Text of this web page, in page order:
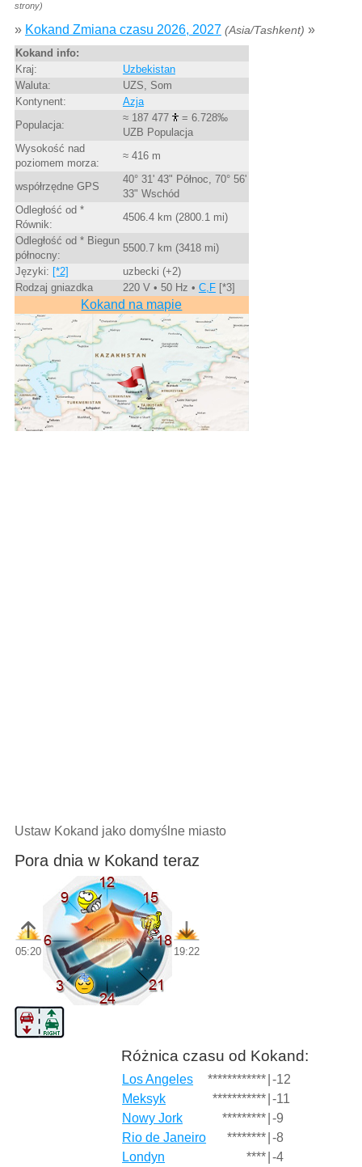
strony)
» Kokand Zmiana czasu 2026, 2027 (Asia/Tashkent) »
Kokand info:
Kraj:
Uzbekistan
Waluta:
UZS, Som
Kontynent:
Azja
Populacja:
≈ 187 477
= 6.728‰
UZB Populacja
Wysokość nad
poziomem morza:
≈ 416 m
współrzędne GPS
40° 31' 43" Północ, 70° 56'
33" Wschód
Odległość od *
Równik:
4506.4 km (2800.1 mi)
Odległość od * Biegun
północny:
5500.7 km (3418 mi)
Języki: [*2]
uzbecki (+2)
Rodzaj gniazdka
220 V • 50 Hz • C,F[*3]
Kokand na mapie
Ustaw Kokand jako domyślne miasto
Pora dnia w Kokand teraz
05:20 19:22
Różnica czasu od Kokand:
Los Angeles ************ -12
Meksyk
*********** -11
Nowy Jork
********* -9
Rio de Janeiro
******** -8
Londyn
**** -4